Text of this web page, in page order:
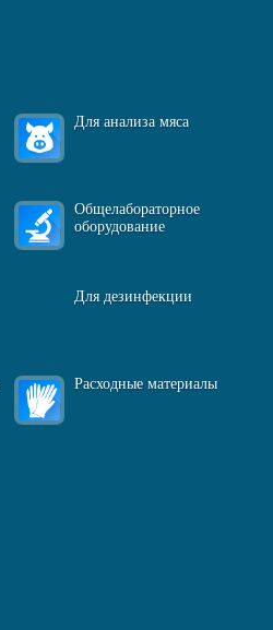
Для анализа мяса
Общелабораторное
оборудование
Для дезинфекции
Расходные материалы